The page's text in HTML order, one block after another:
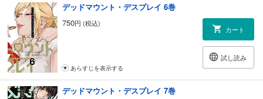
デッドマウント・デスプレイ 6巻
750円 (税込)
カート
試し読み
あらすじを表示する
デッドマウント・デスプレイ 7巻